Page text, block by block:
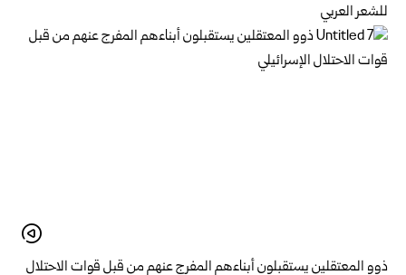
للشعر العربي
ذوو المعتقلين يستقبلون أبناءهم المفرج عنهم من قبل قوات الاحتلال